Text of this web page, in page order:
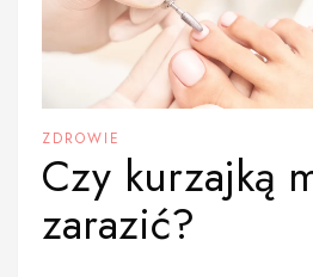
ZDROWIE
Czy kurzajką
zarazić?